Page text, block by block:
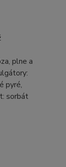
plne a
pyré,
sorbát